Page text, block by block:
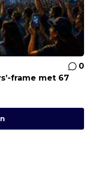
0
frame met 67